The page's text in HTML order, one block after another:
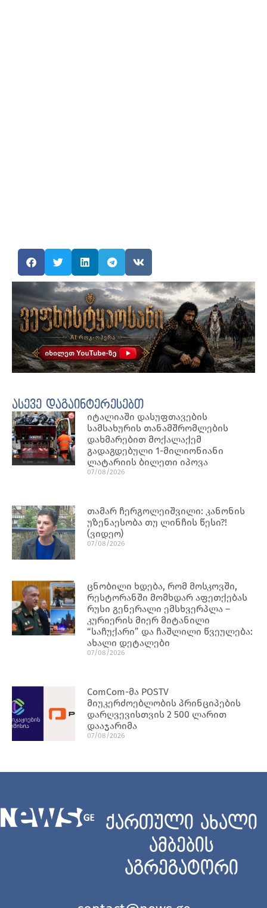
ასევე დაგაინტერესებთ
იტალიაში დასუფთავების
სამსახურის თანამშრომლების
დახმარებით მოქალაქემ
გადაგდებული 1-მილიონიანი
ლატარიის ბილეთი იპოვა
07/08/2026
თამარ ჩერგოლეიშვილი: კანონის
უზენაესობა თუ ლინჩის წესი?!
(ვიდეო)
07/08/2026
ცნობილი ხდება, რომ მოსკოვში,
რესტორანში მომხდარ აფეთქებას
რუსი გენერალი ემსხვერპლა –
კურიერის მიერ მიტანილი
“საჩუქარი” და ჩაშლილი წვეულება:
ახალი დეტალები
07/08/2026
ComCom-მა POSTV
მიუკერძოებლობის პრინციპების
დარღვევისთვის 2 500 ლარით
დააჯარიმა
07/08/2026
ქართული ახალი
ამბების
აგრეგატორი